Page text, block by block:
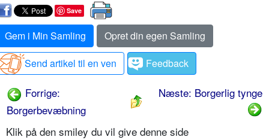
Save
Gem i Min Samling
Opret din egen Samling
Send artikel til en ven
Feedback
Forrige:
Borgerbevæbning
Næste: Borgerlig tynge
Klik på den smiley du vil give denne side